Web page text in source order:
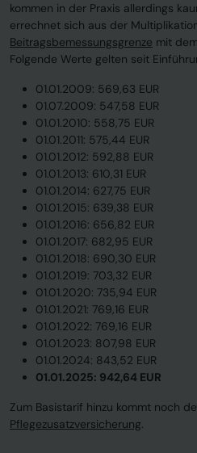
kommen in der Praxis allerdings
errechnet sich aus der
Beitragsbemessungsgrenze mit
Folgende Werte gelten seit
01.01.2009: 569,63 EUR
01.07.2009: 547,58 EUR
01.01.2010: 558,75 EUR
01.01.2011: 575,44 EUR
01.01.2012: 592,88 EUR
01.01.2013: 610,31 EUR
01.01.2014: 627,75 EUR
01.01.2015: 639,38 EUR
01.01.2016: 656,82 EUR
01.01.2017: 682,95 EUR
01.01.2018: 690,30 EUR
01.01.2019: 703,32 EUR
01.01.2020: 735,94 EUR
01.01.2021: 769,16 EUR
01.01.2022: 769,16 EUR
01.01.2023: 807,98 EUR
01.01.2024: 843,52 EUR
01.01.2025: 942,64 EUR
Zum Basistarif hinzu kommt noch
Pflegezusatzversicherung.